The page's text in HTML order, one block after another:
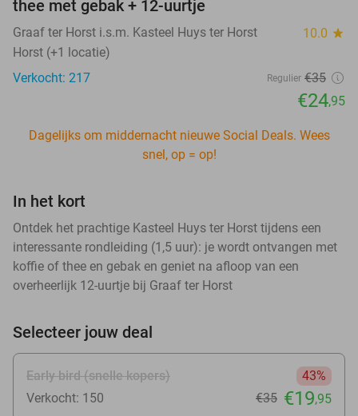
thee met gebak + 12-uurtje
Graaf ter Horst i.s.m. Kasteel Huys ter Horst 10.0 star
Horst (+1 locatie)
Verkocht: 217
Regulier €35
€24,95
Dagelijks om middernacht nieuwe Social Deals. Wees
snel, op = op!
In het kort
Ontdek het prachtige Kasteel Huys ter Horst tijdens een
interessante rondleiding (1,5 uur): je wordt ontvangen met
koffie of thee en gebak en geniet na afloop van een
overheerlijk 12-uurtje bij Graaf ter Horst
Selecteer jouw deal
Early bird (snelle kopers)
43%
Verkocht: 150
€35 €19,95